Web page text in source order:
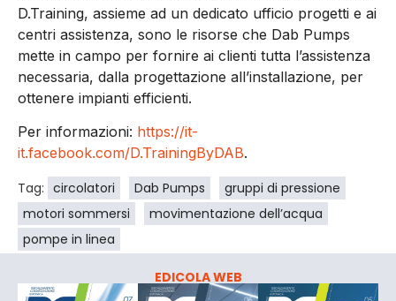
D.Training, assieme ad un dedicato ufficio progetti e ai
centri assistenza, sono le risorse che Dab Pumps
mette in campo per fornire ai clienti tutta l’assistenza
necessaria, dalla progettazione all’installazione, per
ottenere impianti efficienti.
Per informazioni: https://it-
it.facebook.com/D.TrainingByDAB.
Tag: circolatori Dab Pumps
gruppi di pressione
motori sommersi
movimentazione dell’acqua
pompe in linea
EDICOLA WEB